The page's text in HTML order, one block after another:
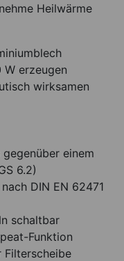
Heilwärme
erzeugen
wirksamen
einem
6.2)
DIN EN 62471
schaltbar
Funktion
Filterscheibe